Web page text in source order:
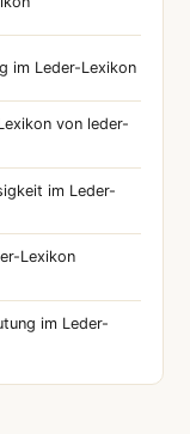
im Leder-Lexikon
von leder-
im Leder-
Lexikon
im Leder-